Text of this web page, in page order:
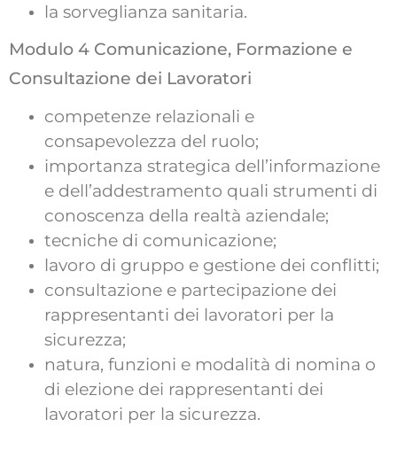
la sorveglianza sanitaria.
Modulo 4 Comunicazione, Formazione e
Consultazione dei Lavoratori
competenze relazionali e
consapevolezza del ruolo;
importanza strategica dell’informazione
e dell’addestramento quali strumenti di
conoscenza della realtà aziendale;
tecniche di comunicazione;
lavoro di gruppo e gestione dei conflitti;
consultazione e partecipazione dei
rappresentanti dei lavoratori per la
sicurezza;
natura, funzioni e modalità di nomina o
di elezione dei rappresentanti dei
lavoratori per la sicurezza.